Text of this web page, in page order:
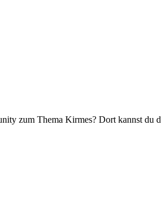
zum Thema Kirmes? Dort kannst